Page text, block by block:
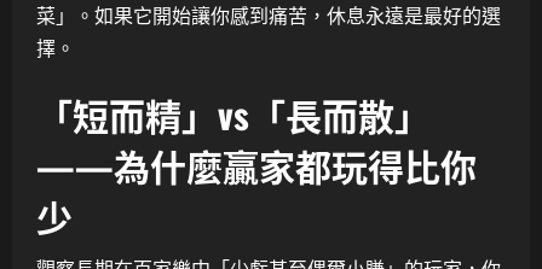
菜」。如果它開始讓你感到痛苦，休息永遠是最好的選
擇。
「短而精」vs「長而散」
——為什麼贏家都玩得比你
少